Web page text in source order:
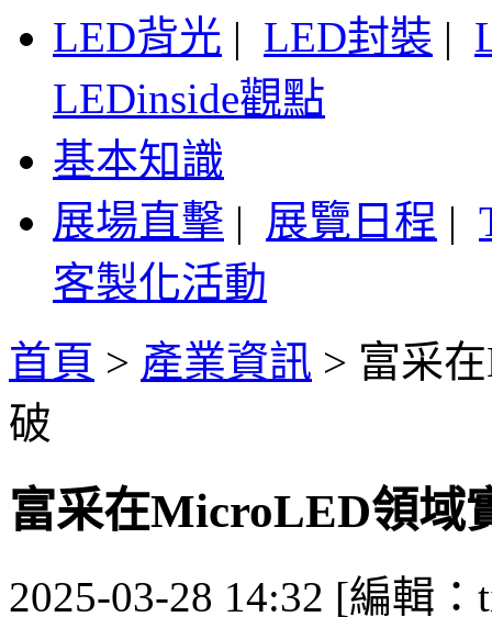
LED背光 | LED封裝 |
LEDinside觀點
基本知識
展場直擊 | 展覽日程 |
客製化活動
首頁 > 產業資訊 > 富采
破
富采在MicroLED領域
2025-03-28 14:32 [編輯：